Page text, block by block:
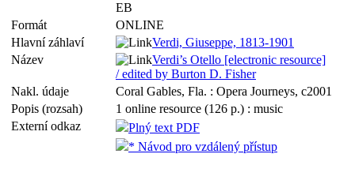
EB
Formát
ONLINE
Hlavní záhlaví
Verdi, Giuseppe, 1813-1901
Název
Verdi’s Otello [electronic resource]
/ edited by Burton D. Fisher
Nakl. údaje
Coral Gables, Fla. : Opera Journeys, c2001
Popis (rozsah)
1 online resource (126 p.) : music
Externí odkaz
Plný text PDF
* Návod pro vzdálený přístup